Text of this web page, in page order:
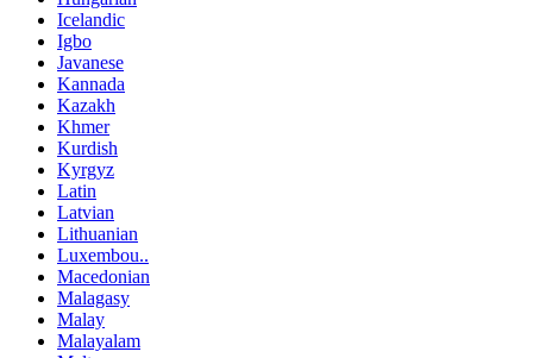
Icelandic
Igbo
Javanese
Kannada
Kazakh
Khmer
Kurdish
Kyrgyz
Latin
Latvian
Lithuanian
Luxembou..
Macedonian
Malagasy
Malay
Malayalam